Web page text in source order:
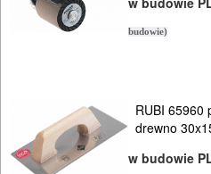
AKCESORIA
SPAWALNICTWO
URZĄDZENIA
budowie)
RUBI 65960
drewno
w budowie